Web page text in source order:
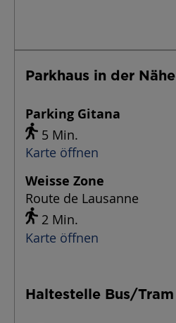
Parkhaus in der Nähe
Parking Gitana
5 Min.
Karte öffnen
Weisse Zone
Route de Lausanne
2 Min.
Karte öffnen
Haltestelle Bus/Tram